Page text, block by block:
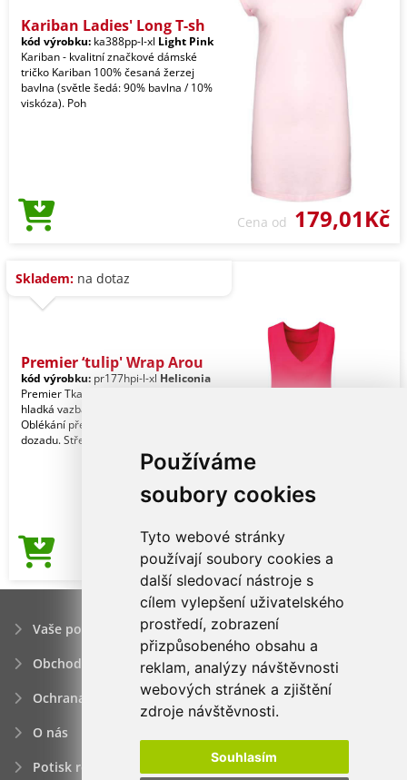
Používáme
soubory cookies
Tyto webové stránky
používají soubory cookies a
další sledovací nástroje s
cílem vylepšení uživatelského
prostředí, zobrazení
přizpůsobeného obsahu a
reklam, analýzy návštěvnosti
webových stránek a zjištění
zdroje návštěvnosti.
Souhlasím
Kariban Ladies' Long T-sh
kód výrobku: ka388pp-l-xl Light Pink
Kariban - kvalitní značkové dámské
tričko Kariban 100% česaná žerzej
bavlna (světle šedá: 90% bavlna / 10%
viskóza). Poh
Cena od 179,01Kč
Skladem: na dotaz
Premier ‘tulip' Wrap Arou
kód výrobku: pr177hpi-l-xl Heliconia
Premier Tkanina. 100% Polyesterová
hladká vazba. 185 gsm. Vlastnosti.
Oblékání přes hlavu. Zavinutí zpředu
dozadu. Střed
Cena od224,64Kč
Vaše poptávka
Obchodní podmínky
Ochrana osobních údajú
O nás
Potisk reklamních předmětů